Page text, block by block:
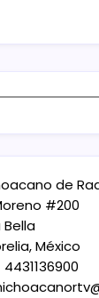
de
#200
México